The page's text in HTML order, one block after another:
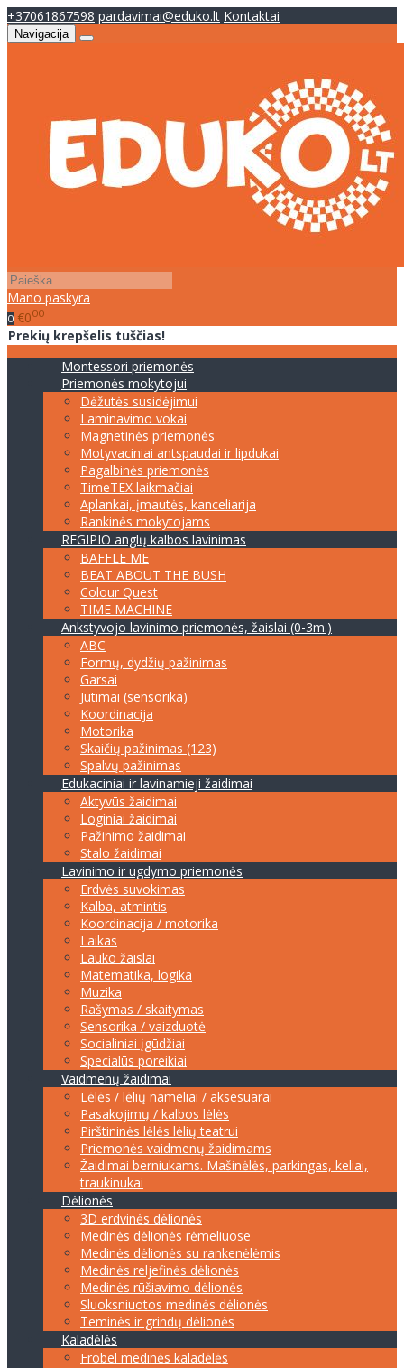
+37061867598 pardavimai@eduko.lt Kontaktai
Navigacija
Mano paskyra
0 €000
Prekių krepšelis tuščias!
Montessori priemonės
Priemonės mokytojui
Dėžutės susidėjimui
Laminavimo vokai
Magnetinės priemonės
Motyvaciniai antspaudai ir lipdukai
Pagalbinės priemonės
TimeTEX laikmačiai
Aplankai, įmautės, kanceliarija
Rankinės mokytojams
REGIPIO anglų kalbos lavinimas
BAFFLE ME
BEAT ABOUT THE BUSH
Colour Quest
TIME MACHINE
Ankstyvojo lavinimo priemonės, žaislai (0-3m.)
ABC
Formų, dydžių pažinimas
Garsai
Jutimai (sensorika)
Koordinacija
Motorika
Skaičių pažinimas (123)
Spalvų pažinimas
Edukaciniai ir lavinamieji žaidimai
Aktyvūs žaidimai
Loginiai žaidimai
Pažinimo žaidimai
Stalo žaidimai
Lavinimo ir ugdymo priemonės
Erdvės suvokimas
Kalba, atmintis
Koordinacija / motorika
Laikas
Lauko žaislai
Matematika, logika
Muzika
Rašymas / skaitymas
Sensorika / vaizduotė
Socialiniai įgūdžiai
Specialūs poreikiai
Vaidmenų žaidimai
Lėlės / lėlių nameliai / aksesuarai
Pasakojimų / kalbos lėlės
Pirštininės lėlės lėlių teatrui
Priemonės vaidmenų žaidimams
Žaidimai berniukams. Mašinėlės, parkingas, keliai,
traukinukai
Dėlionės
3D erdvinės dėlionės
Medinės dėlionės rėmeliuose
Medinės dėlionės su rankenėlėmis
Medinės reljefinės dėlionės
Medinės rūšiavimo dėlionės
Sluoksniuotos medinės dėlionės
Teminės ir grindų dėlionės
Kaladėlės
Frobel medinės kaladėlės